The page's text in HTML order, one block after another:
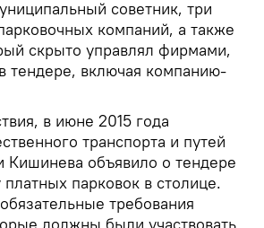
советник, три
компаний, а также
скрыто управлял фирмами,
тендере, включая компанию-
в июне 2015 года
транспорта и путей
Кишинева объявило о тендере
платных парковок в столице.
требования